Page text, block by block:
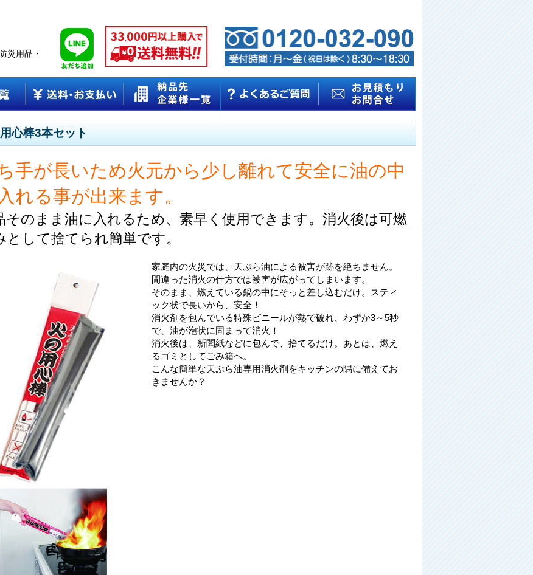
災用品・
心棒3本セット
手が長いため火元から少し離れて安全に油の中
れる事が出来ます。
そのまま油に入れるため、素早く使用できます。消火後は可燃
として捨てられ簡単です。
家庭内の火災では、天ぷら油による被害が跡を絶ちません。
間違った消火の仕方では被害が広がってしまいます。
そのまま、燃えている鍋の中にそっと差し込むだけ。スティ
ック状で長いから、安全！
消火剤を包んでいる特殊ビニールが熱で破れ、わずか3～5秒
で、油が泡状に固まって消火！
消火後は、新聞紙などに包んで、捨てるだけ。あとは、燃え
るゴミとしてごみ箱へ。
こんな簡単な天ぷら油専用消火剤をキッチンの隅に備えてお
きませんか？